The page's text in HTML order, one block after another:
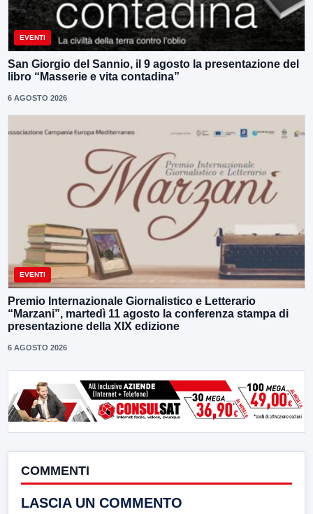
EVENTI
San Giorgio del Sannio, il 9 agosto la presentazione del
libro “Masserie e vita contadina”
6 AGOSTO 2026
EVENTI
Premio Internazionale Giornalistico e Letterario
“Marzani”, martedì 11 agosto la conferenza stampa di
presentazione della XIX edizione
6 AGOSTO 2026
COMMENTI
LASCIA UN COMMENTO